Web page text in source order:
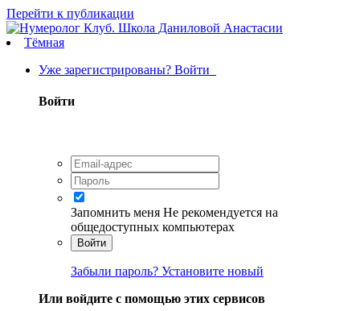
Перейти к публикации
Тёмная
Уже зарегистрированы? Войти
Войти
Запомнить меня Не рекомендуется на
общедоступных компьютерах
Войти
Забыли пароль? Установите новый
Или войдите с помощью этих сервисов